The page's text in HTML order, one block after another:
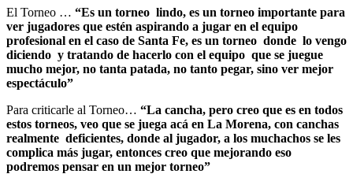
El Torneo … “Es un torneo lindo, es un torneo importante para
ver jugadores que estén aspirando a jugar en el equipo
profesional en el caso de Santa Fe, es un torneo donde lo vengo
diciendo y tratando de hacerlo con el equipo que se juegue
mucho mejor, no tanta patada, no tanto pegar, sino ver mejor
espectáculo”
Para criticarle al Torneo… “La cancha, pero creo que es en todos
estos torneos, veo que se juega acá en La Morena, con canchas
realmente deficientes, donde al jugador, a los muchachos se les
complica más jugar, entonces creo que mejorando eso
podremos pensar en un mejor torneo”